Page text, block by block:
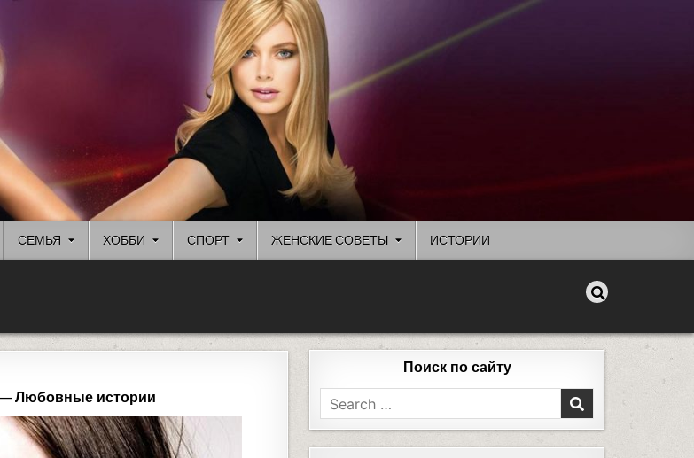
СЕМЬЯ ХОББИ СПОРТ ЖЕНСКИЕ СОВЕТЫ ИСТОРИИ
Любовные истории
Поиск по сайту